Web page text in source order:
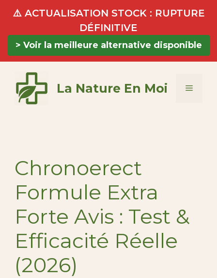
⚠️ ACTUALISATION STOCK : RUPTURE
DÉFINITIVE
> Voir la meilleure alternative disponible
contenu
La Nature En Moi Menu
Chronoerect
Formule Extra
Forte Avis : Test &
Efficacité Réelle
(2026)